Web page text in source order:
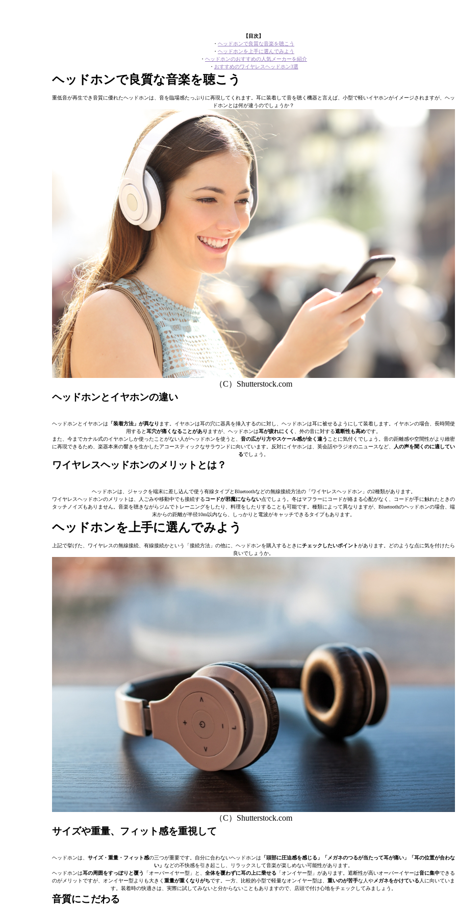
【目次】
・ ヘッドホンで良質な音楽を聴こう
・ ヘッドホンを上手に選んでみよう
・ ヘッドホンのおすすめの人気メーカーを紹介
・ おすすめのワイヤレスヘッドホン3選
ヘッドホンで良質な音楽を聴こう
重低音が再生でき音質に優れたヘッドホンは、音を臨場感たっぷりに再現してくれます。耳に装着して音を聴く機器と言えば、小型で軽いイヤホンがイメージされますが、ヘッ
ドホンとは何が違うのでしょうか？
（C）Shutterstock.com
ヘッドホンとイヤホンの違い
ヘッドホンとイヤホンは 「装着方法」が異なり ます。イヤホンは耳の穴に器具を挿入するのに対し、ヘッドホンは耳に被せるようにして装着します。イヤホンの場合、長時間使
用すると耳穴が痛くなることがあり ますが、ヘッドホンは耳が疲れにくく 、外の音に対する遮断性も高めです。
また、今までカナル式のイヤホンしか使ったことがない人がヘッドホンを使うと、 音の広がり方やスケール感が全く違う ことに気付くでしょう。音の距離感や空間性がより緻密
に再現できるため、楽器本来の響きを生かしたアコースティックなサラウンドに向いています。反対にイヤホンは、英会話やラジオのニュースなど、
人の声を聞くのに適してい
るでしょう。
ワイヤレスヘッドホンのメリットとは？
ヘッドホンは、ジャックを端末に差し込んで使う有線タイプとBluetoothなどの無線接続方法の「ワイヤレスヘッドホン」の2種類があります。
ワイヤレスヘッドホンのメリットは、人ごみや移動中でも接続するコードが邪魔にならない点でしょう。冬はマフラーにコードが絡まる心配がなく、コードが手に触れたときの
タッチノイズもありません。音楽を聴きながらジムでトレーニングをしたり、料理をしたりすることも可能です。種類によって異なりますが、Bluetoothのヘッドホンの場合、端
末からの距離が半径10m以内なら、しっかりと電波がキャッチできるタイプもあります。
ヘッドホンを上手に選んでみよう
上記で挙げた、ワイヤレスの無線接続、有線接続かという「接続方法」の他に、ヘッドホンを購入するときにチェックしたいポイントがあります。どのような点に気を付けたら
良いでしょうか。
（C）Shutterstock.com
サイズや重量、フィット感を重視して
ヘッドホンは、 サイズ・重量・フィット感の三つが重要です。自分に合わないヘッドホンは 「頭部に圧迫感を感じる」「メガネのつるが当たって耳が痛い」「耳の位置が合わな
い」 などの不快感を引き起こし、リラックスして音楽が楽しめない可能性があります。
ヘッドホンは耳の周囲をすっぽりと覆う 「オーバーイヤー型」と、 全体を覆わずに耳の上に乗せる 「オンイヤー型」があります。遮断性が高いオーバーイヤーは音に集中できる
のがメリットですが、オンイヤー型よりも大きく 重量が重くなりがちです。一方、比較的小型で軽量なオンイヤー型は、 重いのが苦手な人やメガネをかけている 人に向いていま
す。装着時の快適さは、実際に試してみないと分からないこともありますので、店頭で付け心地をチェックしてみましょう。
音質にこだわる